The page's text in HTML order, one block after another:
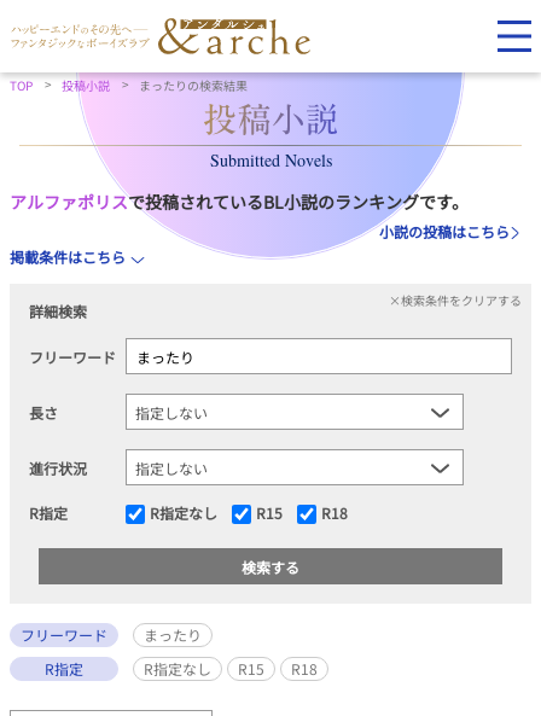
TOP 投稿小説 まったりの検索結果
Submitted Novels
アルファポリスで投稿されているBL小説のランキングです。
小説の投稿はこちら
掲載条件はこちら
詳細検索
×検索条件をクリアする
フリーワード
長さ
進行状況
R指定 R指定なし R15 R18
フリーワード
まったり
R指定
R指定なし R15 R18